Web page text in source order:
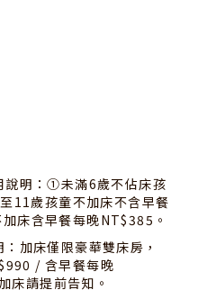
說明：①未滿6歲不佔床孩
11歲孩童不加床不含早餐
床含早餐每晚NT$385。
加床僅限豪華雙床房，
/ 含早餐每晚
床請提前告知。